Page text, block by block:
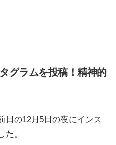
グラムを投稿！精神的
日の12月5日の夜にインス
た。